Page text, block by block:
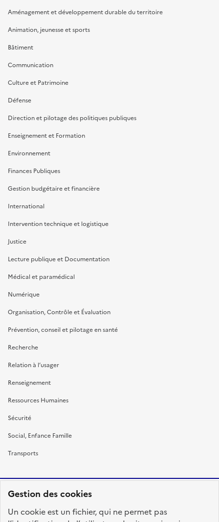
Gestion des cookies
Un cookie est un fichier, qui ne permet pas
Aménagement et développement durable du territoire
Animation, jeunesse et sports
Bâtiment
Communication
Culture et Patrimoine
Défense
Direction et pilotage des politiques publiques
Enseignement et Formation
Environnement
Finances Publiques
Gestion budgétaire et financière
International
Intervention technique et logistique
Justice
Lecture publique et Documentation
Médical et paramédical
Numérique
Organisation, Contrôle et Évaluation
Prévention, conseil et pilotage en santé
Recherche
Relation à l’usager
Renseignement
Ressources Humaines
Sécurité
Social, Enfance Famille
Transports
FRANÇAISE